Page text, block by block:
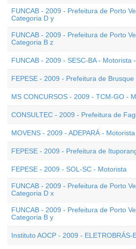
FUNCAB - 2009 - Prefeitura de Porto
Categoria D y
FUNCAB - 2009 - Prefeitura de Porto
Categoria B z
FUNCAB - 2009 - SESC-BA - Motorista
FEPESE - 2009 - Prefeitura de
MS CONCURSOS - 2009 - TCM-GO -
CONSULTEC - 2009 - Prefeitura de
MOVENS - 2009 - ADEPARÁ - Motorista
FEPESE - 2009 - Prefeitura de
FEPESE - 2009 - SOL-SC - Motorista
FUNCAB - 2009 - Prefeitura de Porto
Categoria D x
FUNCAB - 2009 - Prefeitura de Porto
Categoria B y
Instituto AOCP - 2009 - ELETROBRÁS-